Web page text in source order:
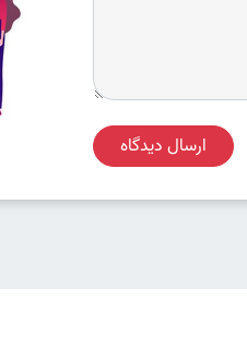
ارسال دیدگاه